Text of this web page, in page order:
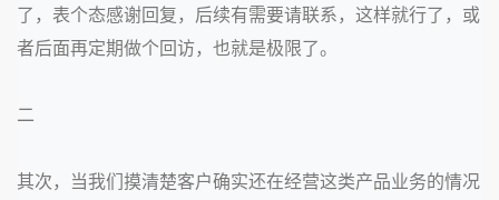
了，表个态感谢回复，后续有需要请联系，这样就行了，或
者后面再定期做个回访，也就是极限了。
二
其次，当我们摸清楚客户确实还在经营这类产品业务的情况